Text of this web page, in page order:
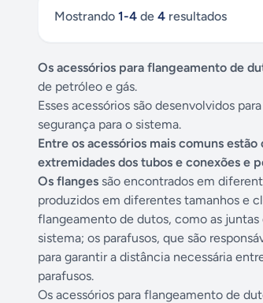
Mostrando 1-4 de 4 resultados
Os acessórios para flangeamento de
de petróleo e gás.
Esses acessórios são desenvolvidos
segurança para o sistema.
Entre os acessórios mais comuns
extremidades dos tubos e conexões e
Os flanges são encontrados em
produzidos em diferentes tamanhos e
flangeamento de dutos, como as juntas
sistema; os parafusos, que são
para garantir a distância necessária
parafusos.
Os acessórios para flangeamento de